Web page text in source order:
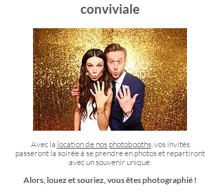
conviviale
Avec la location de nos photobooths, vos invités
passeront la soirée à se prendre en photos et repartiront
avec un souvenir unique.
Alors, louez et souriez, vous êtes photographié !​